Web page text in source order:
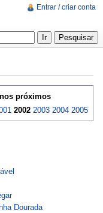
próximos
2002 2003 2004 2005
Dourada
Entrar / criar conta